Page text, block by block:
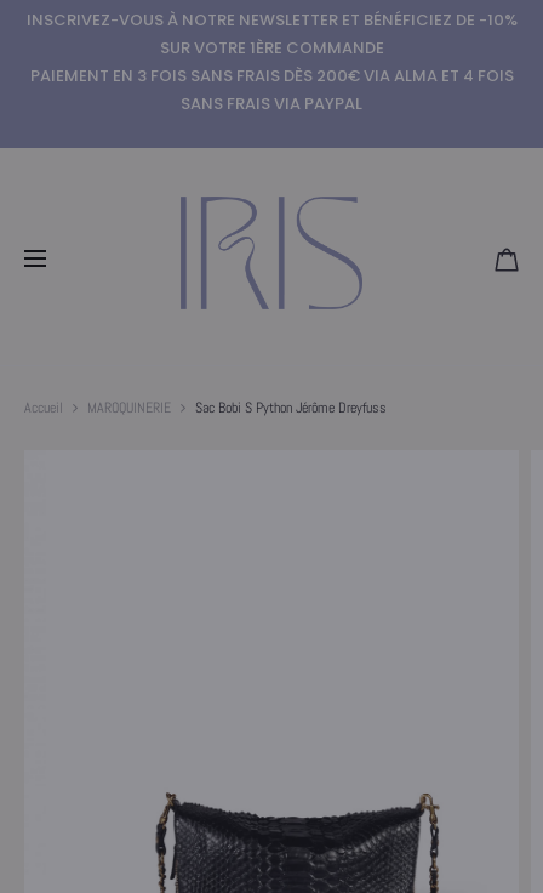
INSCRIVEZ-VOUS À NOTRE NEWSLETTER ET BÉNÉFICIEZ DE -10%
SUR VOTRE 1ÈRE COMMANDE
PAIEMENT EN 3 FOIS SANS FRAIS DÈS 200€ VIA ALMA ET 4 FOIS
SANS FRAIS VIA PAYPAL
Accueil MAROQUINERIE Sac Bobi S Python Jérôme Dreyfuss